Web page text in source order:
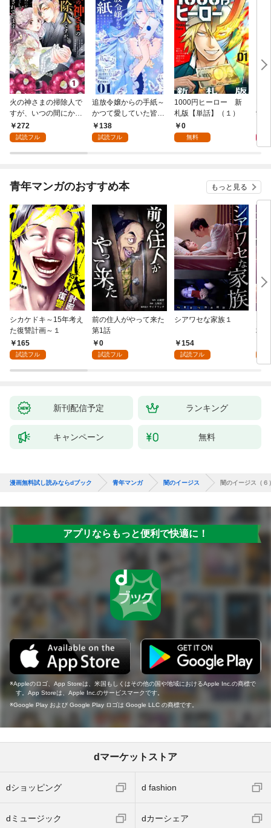
火の神さまの掃除人で
すが、いつの間にか花
嫁として溺愛されてい
ます【単話】（１）
272
試読フル
追放令嬢からの手紙～
かつて愛していた皆さ
まへ 私のことなどお忘
れですか？～【単話】
138
試読フル
1000円ヒーロー 新
札版【単話】（１）
0
無料
9.5
青年マンガのおすすめ本 もっと見る
シカケドキ～15年考え
た復讐計画～１
165
試読フル
前の住人がやって来た
第1話
0
試読フル
シアワセな家族１
154
試読フル
地
新刊配信予定 ランキング
キャンペーン 無料
漫画無料試し読みならdブック 青年マンガ 闇のイージス 闇のイージス（６
アプリならもっと便利で快適に！
Appleのロゴ、App Storeは、米国もしくはその他の国や地域におけるApple Inc.の商標で
す。App Storeは、Apple Inc.のサービスマークです。
Google Play および Google Play ロゴは Google LLC の商標です。
dマーケットストア
dショッピング d fashion
dミュージック dカーシェア